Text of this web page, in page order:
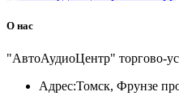
О нас
"АвтоАудиоЦентр" торгово-
Адрес:Томск, Фрунзе